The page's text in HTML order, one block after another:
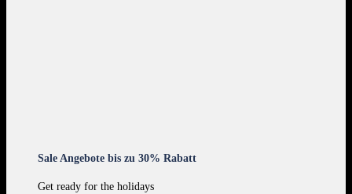
Sale Angebote bis zu 30% Rabatt
Get ready for the holidays